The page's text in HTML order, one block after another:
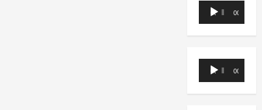
Lecteur
audio
00:00 00:00
Lecteur
audio
00:00 00:00